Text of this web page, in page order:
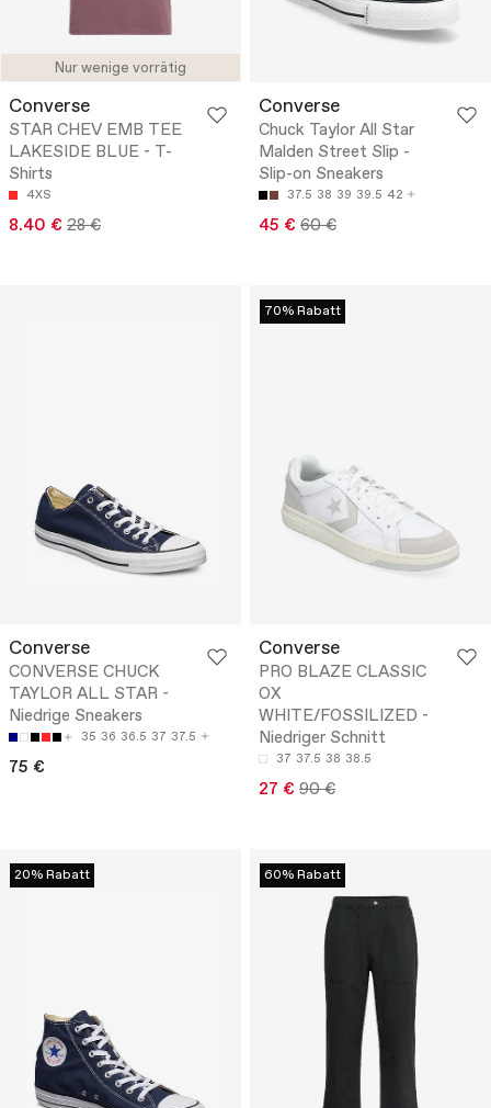
Nur wenige vorrätig
Converse
STAR CHEV EMB TEE
LAKESIDE BLUE - T-
Shirts
4XS
8.40 € 28 €
Converse
Chuck Taylor All Star
Malden Street Slip -
Slip-on Sneakers
37.5 38 39 39.5 42
45 € 60 €
Converse
CONVERSE CHUCK
TAYLOR ALL STAR -
Niedrige Sneakers
35 36 36.5 37 37.5
75 €
70% Rabatt
Converse
PRO BLAZE CLASSIC
OX
WHITE/FOSSILIZED -
Niedriger Schnitt
37 37.5 38 38.5
27 € 90 €
20% Rabatt 60% Rabatt